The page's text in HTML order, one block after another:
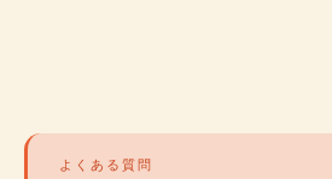
よくある質問